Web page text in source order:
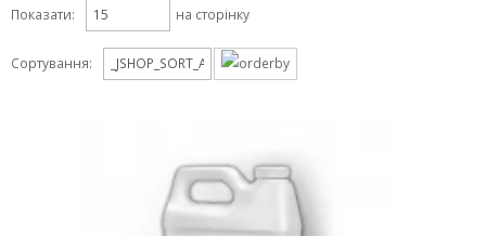
Показати: на сторінку
Сортування: